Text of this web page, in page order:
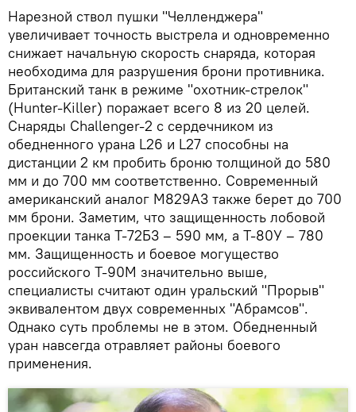
Нарезной ствол пушки "Челленджера"
увеличивает точность выстрела и одновременно
снижает начальную скорость снаряда, которая
необходима для разрушения брони противника.
Британский танк в режиме "охотник-стрелок"
(Hunter-Killer) поражает всего 8 из 20 целей.
Снаряды Challenger-2 с сердечником из
обедненного урана L26 и L27 способны на
дистанции 2 км пробить броню толщиной до 580
мм и до 700 мм соответственно. Современный
американский аналог M829A3 также берет до 700
мм брони. Заметим, что защищенность лобовой
проекции танка Т-72Б3 – 590 мм, а Т-80У – 780
мм. Защищенность и боевое могущество
российского Т-90М значительно выше,
специалисты считают один уральский "Прорыв"
эквивалентом двух современных "Абрамсов".
Однако суть проблемы не в этом. Обедненный
уран навсегда отравляет районы боевого
применения.